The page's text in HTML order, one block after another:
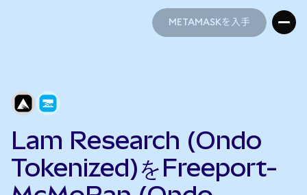
METAMASKを入手
Lam Research (Ondo
Tokenized)をFreeport-